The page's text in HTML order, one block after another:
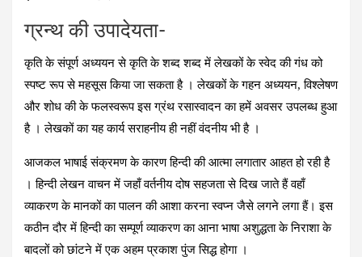
ग्रन्‍थ की उपादेयता-
कृति के संपूर्ण अध्ययन से कृति के शब्द शब्द में लेखकों के स्वेद की गंध को
स्पष्‍ट रूप से महसूस किया जा सकता है । लेखकों के गहन अध्ययन, विश्‍लेषण
और शोध की के फलस्वरूप इस ग्रंथ रसास्वादन का हमें अवसर उपलब्ध हुआ
है । लेखकों का यह कार्य सराहनीय ही नहीं वंदनीय भी है ।
आजकल भाषाई संक्रमण के कारण हिन्दी की आत्मा लगातार आहत हो रही है
। हिन्दी लेखन वाचन में जहाँ वर्तनीय दोष सहजता से दिख जाते हैं वहाँ
व्याकरण के मानकों का पालन की आशा करना स्वप्न जैसे लगने लगा हैं। इस
कठीन दौर में हिन्दी का सम्पूर्ण व्याकरण का आना भाषा अशुद्धता के निराशा के
बादलों को छांटने में एक अहम प्रकाश पुंज सिद्ध होगा ।